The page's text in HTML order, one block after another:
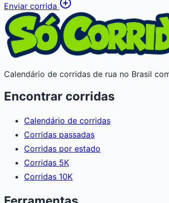
Enviar corrida
Calendário de corridas de rua no Brasil
Encontrar corridas
Calendário de corridas
Corridas passadas
Corridas por estado
Corridas 5K
Corridas 10K